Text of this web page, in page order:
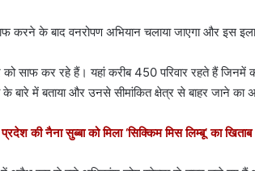
करने के बाद वनरोपण अभियान चलाया जाएगा और इस
साफ कर रहे हैं। यहां करीब 450 परिवार रहते हैं जिनमें
के बारे में बताया और उनसे सीमांकित क्षेत्र से बाहर जाने का
की नैना सुब्बा को मिला ‘सिक्किम मिस लिम्बू’ का खिताब